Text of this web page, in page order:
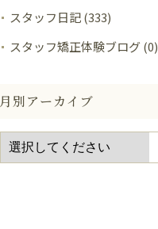
スタッフ日記 (333)
スタッフ矯正体験ブログ (0)
月別アーカイブ